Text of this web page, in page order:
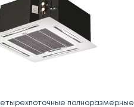
полноразмерные